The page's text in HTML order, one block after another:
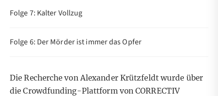
Folge 7: Kalter Vollzug
Folge 6: Der Mörder ist immer das Opfer
Die Recherche von Alexander Krützfeldt wurde über
die Crowdfunding-Plattform von CORRECTIV